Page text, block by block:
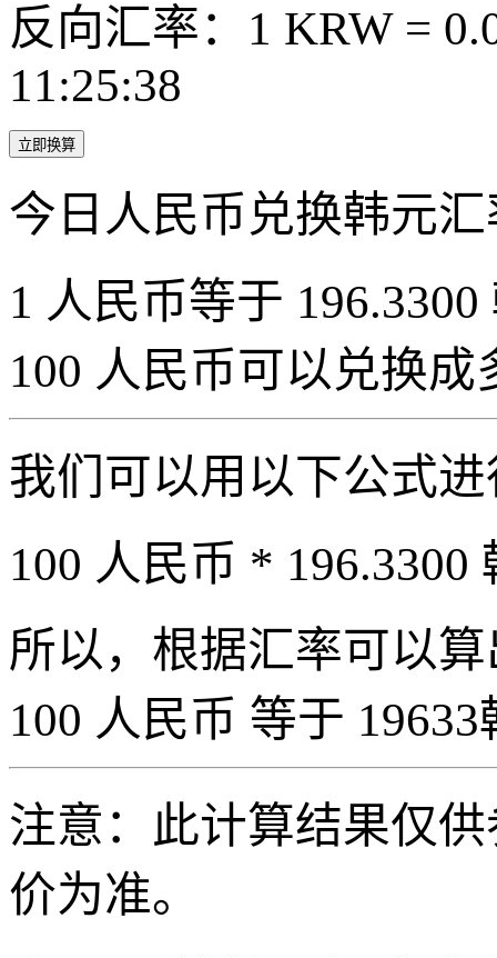
反向汇率：1 KRW =
11:25:38
立即换算
今日人民币兑换韩元
1 人民币等于
100 人民币可以兑换成
我们可以用以下公式
100 人民币 * 196.3300
所以，根据汇率可以
100 人民币 等于
注意：此计算结果仅
价为准。